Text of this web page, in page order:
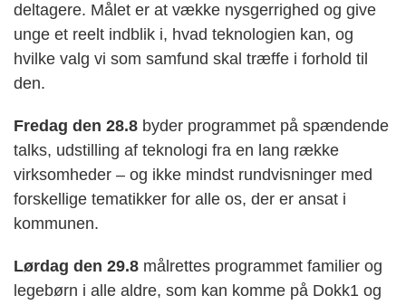
deltagere. Målet er at vække nysgerrighed og give
unge et reelt indblik i, hvad teknologien kan, og
hvilke valg vi som samfund skal træffe i forhold til
den.
Fredag den 28.8 byder programmet på spændende
talks, udstilling af teknologi fra en lang række
virksomheder – og ikke mindst rundvisninger med
forskellige tematikker for alle os, der er ansat i
kommunen.
Lørdag den 29.8 målrettes programmet familier og
legebørn i alle aldre, som kan komme på Dokk1 og